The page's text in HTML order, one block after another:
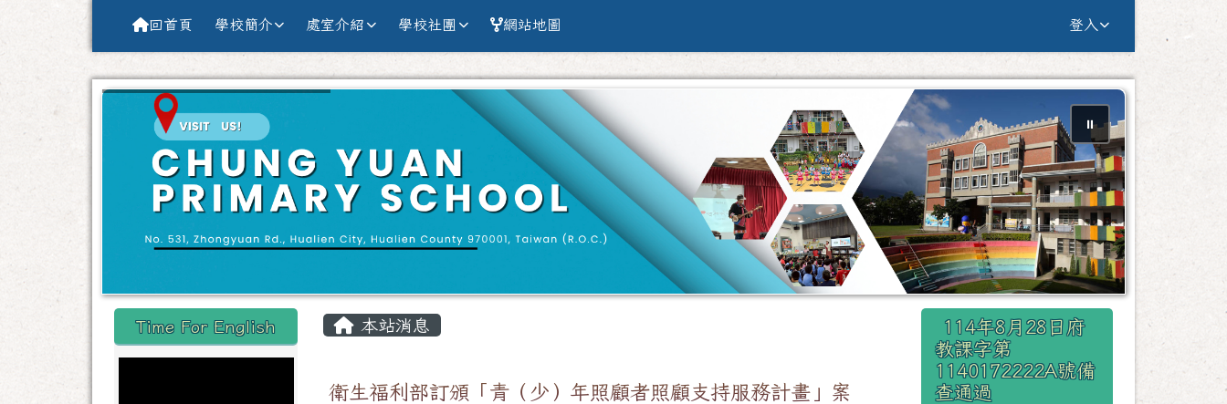
花蓮縣花蓮市中原國小全球資訊網Hualien county Chung Yuan Primary
導覽列 回首頁 學校簡介 處室介紹 學校社團 網站地圖 登入
⏸
左邊區域內容
Time For English
主內容區域
本站消息
衛生福利部訂頒「青（少）年照顧者照顧支持服務計畫」案
右邊區域內容
114年8月28日府
教課字第
1140172222A號備
查通過
頁尾區域